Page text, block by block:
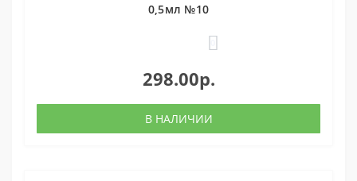
0,5мл №10
298.00р.
В НАЛИЧИИ